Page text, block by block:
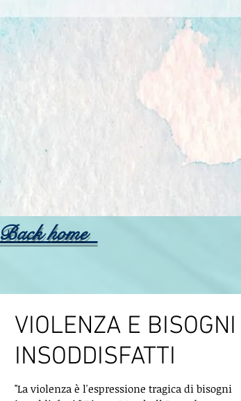
Back home
VIOLENZA E BISOGNI
INSODDISFATTI
"La violenza è l'espressione tragica di bisogni